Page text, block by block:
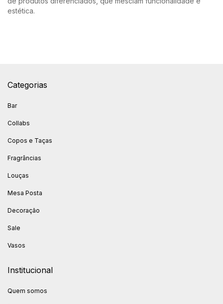
estética.
Categorias
Bar
Collabs
Copos e Taças
Fragrâncias
Louças
Mesa Posta
Decoração
Sale
Vasos
Institucional
Quem somos